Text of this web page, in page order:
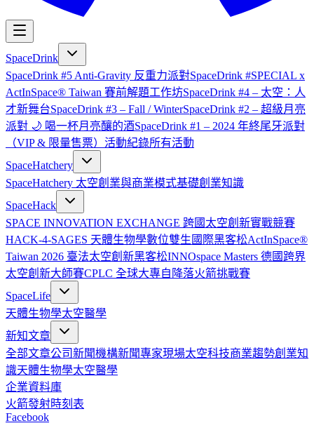
SpaceDrink
SpaceDrink #5 Anti-Gravity 反重力派對SpaceDrink #SPECIAL x
ActInSpace® Taiwan 賽前解題工作坊SpaceDrink #4 – 太空：人
才新舞台SpaceDrink #3 – Fall / WinterSpaceDrink #2 – 超級月亮
派對 🌙 喝一杯月亮釀的酒SpaceDrink #1 – 2024 年終尾牙派對
（VIP & 限量售票） 活動紀錄所有活動
SpaceHatchery
SpaceHatchery 太空創業與商業模式基礎創業知識
SpaceHack
SPACE INNOVATION EXCHANGE 跨國太空創新實戰競賽
HACK-4-SAGES 天體生物學數位雙生國際黑客松ActInSpace®
Taiwan 2026 臺法太空創新黑客松INNOspace Masters 德國跨界
太空創新大師賽CPLC 全球大專自降落火箭挑戰賽
SpaceLife
天體生物學太空醫學
新知文章
全部文章公司新聞機構新聞專家現場太空科技商業趨勢創業知
識天體生物學太空醫學
企業資料庫
火箭發射時刻表
Facebook